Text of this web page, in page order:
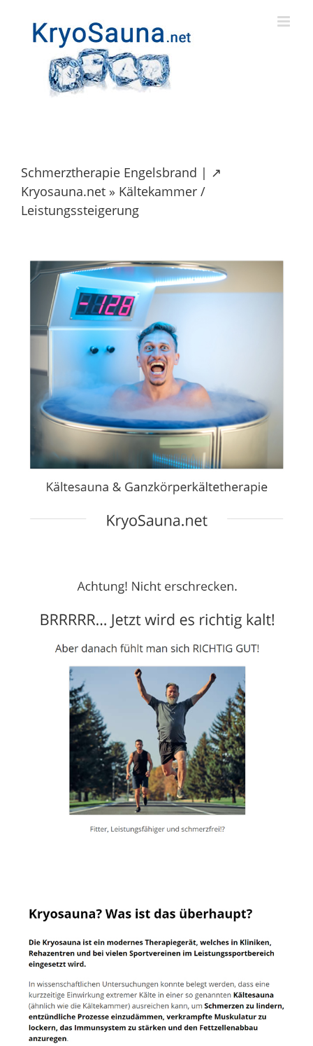
content
Schmerztherapie Engelsbrand | ↗️
Kryosauna.net » Kältekammer /
Leistungssteigerung